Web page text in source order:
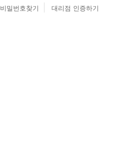
비밀번호찾기 대리점 인증하기